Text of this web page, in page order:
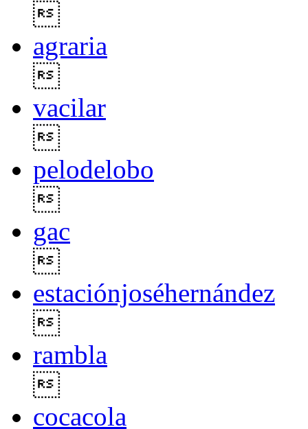
agraria
vacilar
pelodelobo
gac
estaciónjoséhernández
rambla
cocacola